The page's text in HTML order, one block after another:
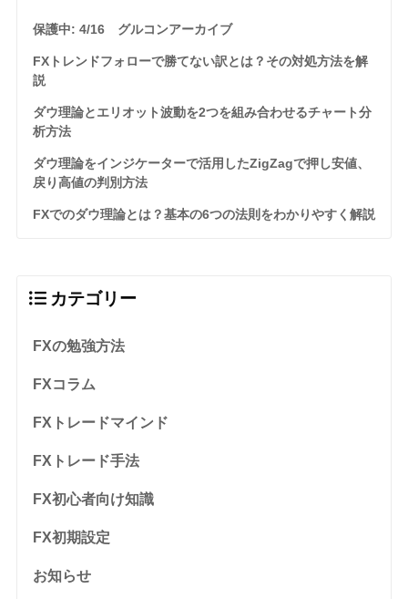
保護中: 4/16 グルコンアーカイブ
FXトレンドフォローで勝てない訳とは？その対処方法を解
説
ダウ理論とエリオット波動を2つを組み合わせるチャート分
析方法
ダウ理論をインジケーターで活用したZigZagで押し安値、
戻り高値の判別方法
FXでのダウ理論とは？基本の6つの法則をわかりやすく解説
カテゴリー
FXの勉強方法
FXコラム
FXトレードマインド
FXトレード手法
FX初心者向け知識
FX初期設定
お知らせ